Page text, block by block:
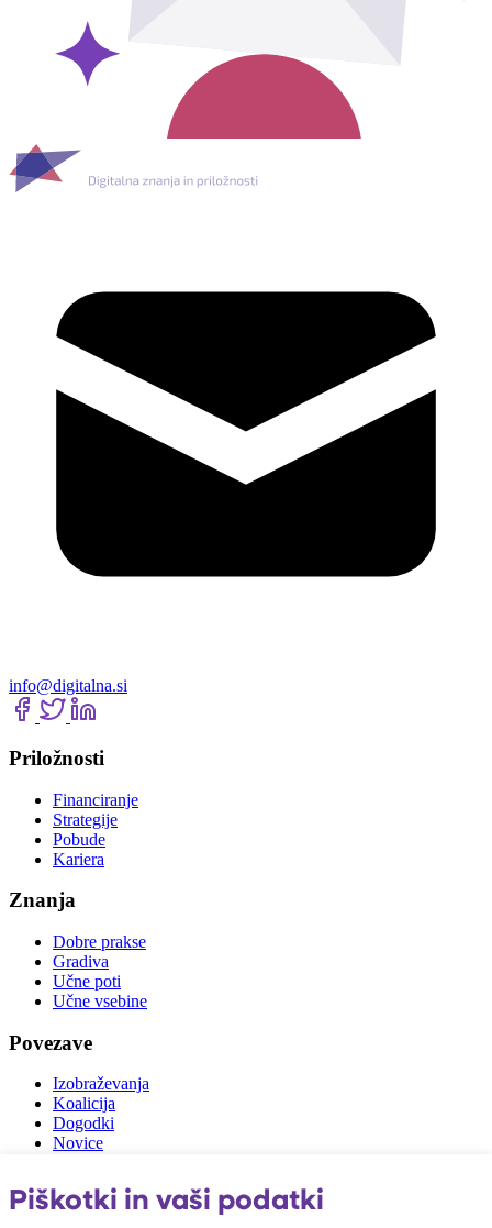
info@digitalna.si
Priložnosti
Financiranje
Strategije
Pobude
Kariera
Znanja
Dobre prakse
Gradiva
Učne poti
Učne vsebine
Povezave
Izobraževanja
Koalicija
Dogodki
Novice
Zunanje povezave
Piškotki in vaši podatki